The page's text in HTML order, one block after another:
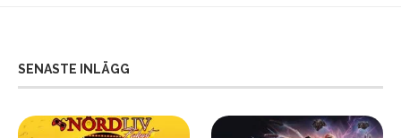
SENASTE INLÄGG